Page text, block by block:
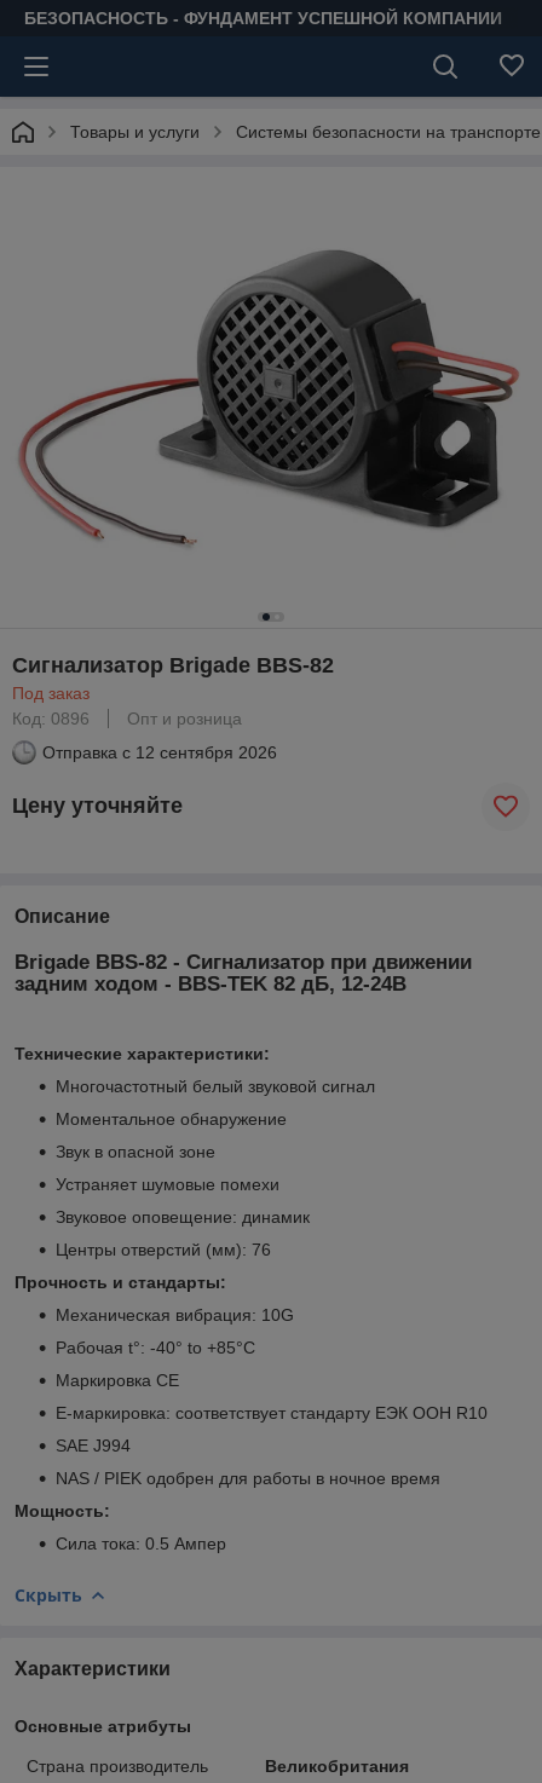
БЕЗОПАСНОСТЬ - ФУНДАМЕНТ УСПЕШНОЙ КОМПАНИИ
Товары и услуги Системы безопасности на транспорте
Сигнализатор Brigade BBS-82
Под заказ
Код: 0896
Опт и розница
Отправка с 12 сентября 2026
Цену уточняйте
Описание
Brigade BBS-82 - Сигнализатор при движении
задним ходом - ВBS-ТЕK 82 дБ, 12-24В
Технические характеристики:
Многочастотный белый звуковой сигнал
Моментальное обнаружение
Звук в опасной зоне
Устраняет шумовые помехи
Звуковое оповещение: динамик
Центры отверстий (мм): 76
Прочность и стандарты:
Механическая вибрация: 10G
Рабочая t°: -40° to +85°C
Маркировка CE
E-маркировка: соответствует стандарту ЕЭК ООН R10
SAE J994
NAS / PIEK одобрен для работы в ночное время
Мощность:
Сила тока: 0.5 Ампер
Скрыть
Характеристики
Основные атрибуты
Страна производитель
Великобритания